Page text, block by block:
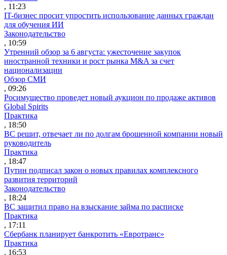
, 11:23
IT-бизнес просит упростить использование данных граждан
для обучения ИИ
Законодательство
, 10:59
Утренний обзор за 6 августа: ужесточение закупок
иностранной техники и рост рынка M&A за счет
национализации
Обзор СМИ
, 09:26
Росимущество проведет новый аукцион по продаже активов
Global Spirits
Практика
, 18:50
ВС решит, отвечает ли по долгам брошенной компании новый
руководитель
Практика
, 18:47
Путин подписал закон о новых правилах комплексного
развития территорий
Законодательство
, 18:24
ВС защитил право на взыскание займа по расписке
Практика
, 17:11
Сбербанк планирует банкротить «Евротранс»
Практика
, 16:53